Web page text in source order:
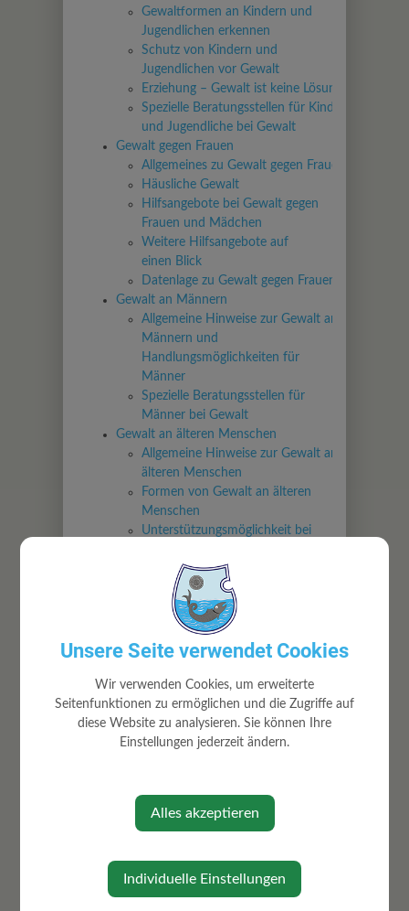
Gewaltformen an Kindern und
Jugendlichen erkennen
Schutz von Kindern und
Jugendlichen vor Gewalt
Erziehung – Gewalt ist keine Lösung
Spezielle Beratungsstellen für Kinder
und Jugendliche bei Gewalt
Gewalt gegen Frauen
Allgemeines zu Gewalt gegen Frauen
Häusliche Gewalt
Hilfsangebote bei Gewalt gegen
Frauen und Mädchen
Weitere Hilfsangebote auf
einen Blick
Datenlage zu Gewalt gegen Frauen
Gewalt an Männern
Allgemeine Hinweise zur Gewalt an
Männern und
Handlungsmöglichkeiten für
Männer
Spezielle Beratungsstellen für
Männer bei Gewalt
Gewalt an älteren Menschen
Allgemeine Hinweise zur Gewalt an
älteren Menschen
Formen von Gewalt an älteren
Menschen
Unterstützungsmöglichkeit bei
Maßnahmen zur Vorbeugung von
Gewalt an älteren Menschen
Hilfe für gewalttätige Menschen
Letzte Aktualisierung:15.07.2026
Für den Inhalt verantwortlich:
Unsere Seite verwendet Cookies
Wir verwenden Cookies, um erweiterte
Seitenfunktionen zu ermöglichen und die Zugriffe auf
diese Website zu analysieren. Sie können Ihre
Einstellungen jederzeit ändern.
Alles akzeptieren
Individuelle Einstellungen